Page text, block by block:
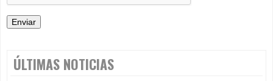
ÚLTIMAS NOTICIAS